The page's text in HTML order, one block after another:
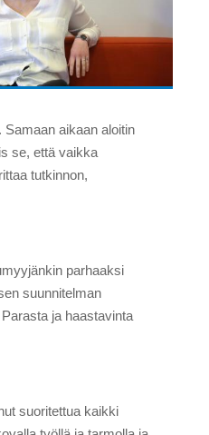
aikaan aloitin
se, että vaikka
tutkinnon,
parhaaksi
suunnitelman
ja haastavinta
suoritettua kaikki